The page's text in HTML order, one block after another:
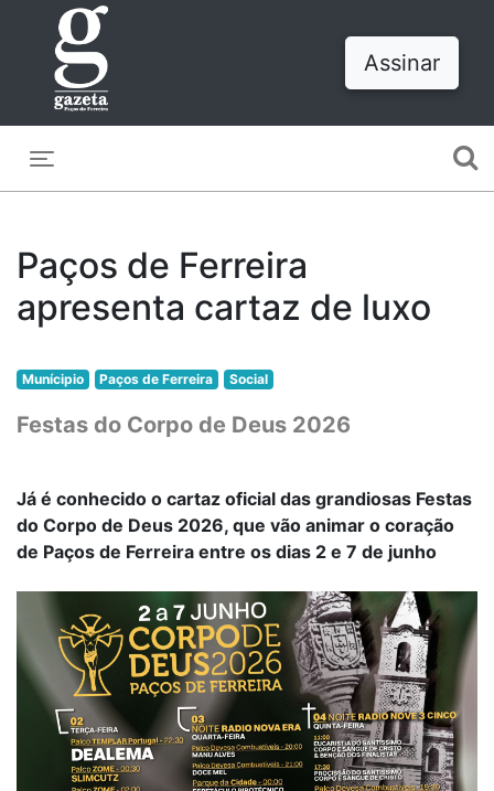
Assinar
Paços de Ferreira
apresenta cartaz de luxo
Munícipio Paços de Ferreira Social
Festas do Corpo de Deus 2026
Já é conhecido o cartaz oficial das grandiosas Festas
do Corpo de Deus 2026, que vão animar o coração
de Paços de Ferreira entre os dias 2 e 7 de junho